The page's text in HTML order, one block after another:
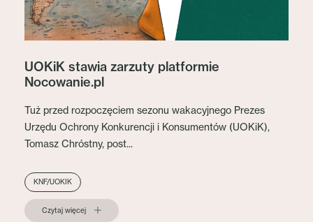
UOKiK stawia zarzuty platformie
Nocowanie.pl
Tuż przed rozpoczęciem sezonu wakacyjnego Prezes
Urzędu Ochrony Konkurencji i Konsumentów (UOKiK),
Tomasz Chróstny, post...
KNF/UOKIK
Czytaj więcej